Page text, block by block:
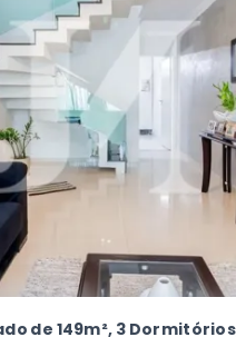
de 149m², 3